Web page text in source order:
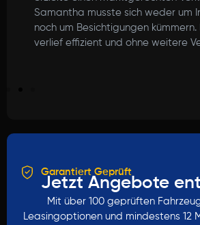
Samantha musste sich weder um
noch um Besichtigungen kümmern.
verlief effizient und ohne weitere
Garantiert Geprüft
Jetzt Angebote
Mit über 100 geprüften
Leasingoptionen und mindestens 12